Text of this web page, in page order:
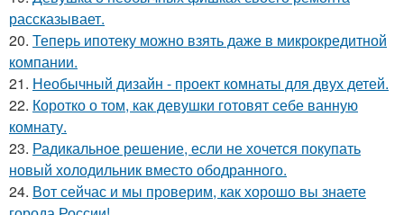
рассказывает.
20. Теперь ипотеку можно взять даже в микрокредитной
компании.
21. Необычный дизайн - проект комнаты для двух детей.
22. Коротко о том, как девушки готовят себе ванную
комнату.
23. Радикальное решение, если не хочется покупать
новый холодильник вместо ободранного.
24. Вот сейчас и мы проверим, как хорошо вы знаете